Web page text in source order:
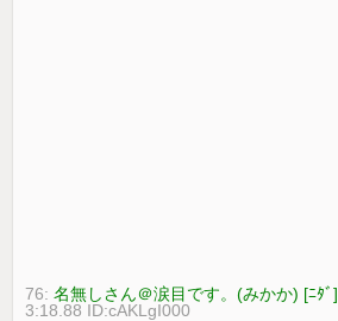
76:名無しさん＠涙目です。(みかか) [ﾆﾀﾞ]
3:18.88 ID:cAKLgI000